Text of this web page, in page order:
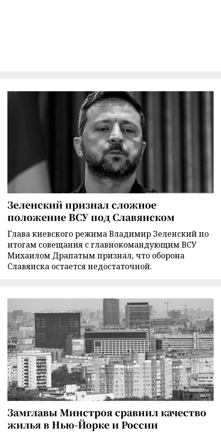
Зеленский признал сложное
положение ВСУ под Славянском
Глава киевского режима Владимир Зеленский по
итогам совещания с главнокомандующим ВСУ
Михаилом Драпатым признал, что оборона
Славянска остается недостаточной.
Замглавы Минстроя сравнил качество
жилья в Нью-Йорке и России